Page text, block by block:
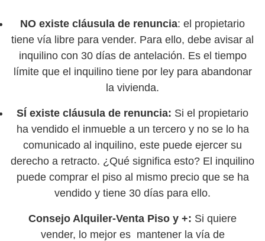
NO existe cláusula de renuncia: el propietario
tiene vía libre para vender. Para ello, debe avisar al
inquilino con 30 días de antelación. Es el tiempo
límite que el inquilino tiene por ley para abandonar
la vivienda.
SÍ existe cláusula de renuncia: Si el propietario
ha vendido el inmueble a un tercero y no se lo ha
comunicado al inquilino, este puede ejercer su
derecho a retracto. ¿Qué significa esto? El inquilino
puede comprar el piso al mismo precio que se ha
vendido y tiene 30 días para ello.
Consejo Alquiler-Venta Piso y +: Si quiere
vender, lo mejor es mantener la vía de